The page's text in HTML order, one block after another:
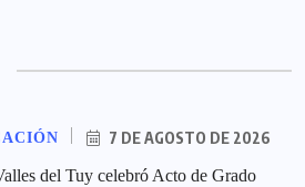
7 DE AGOSTO DE 2026
del Tuy celebró Acto de Grado